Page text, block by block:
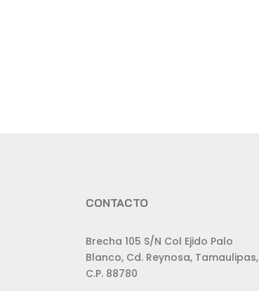
CONTACTO
Brecha 105 S/N Col Ejido Palo
Blanco, Cd. Reynosa, Tamaulipas,
C.P. 88780